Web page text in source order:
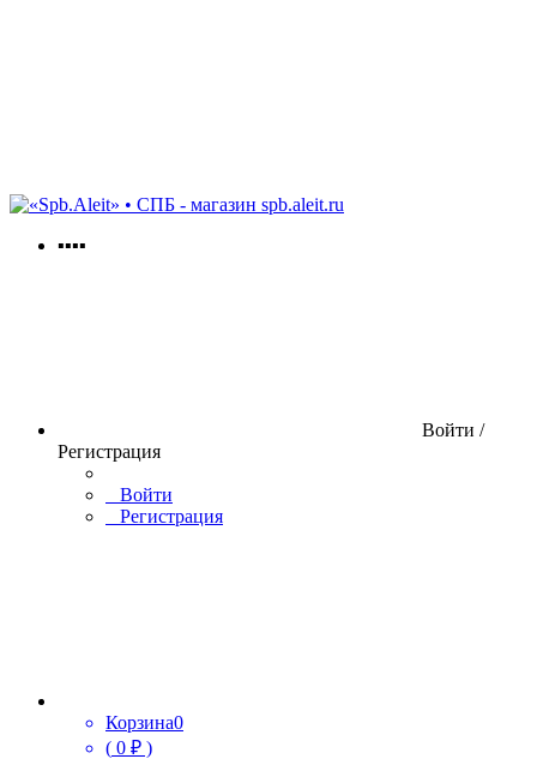
spb.aleit.ru
▪▪▪▪
Войти /
Регистрация
Войти
Регистрация
Корзина0
( 0 ₽ )